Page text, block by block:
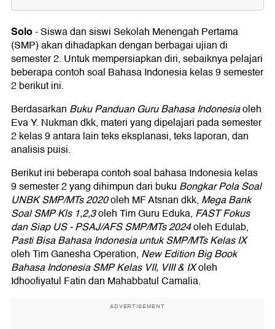
Contoh Soal Bahasa Indonesia Kelas 9
Semester 2
Solo-Siswa dan siswi Sekolah Menengah Pertama
(SMP) akan dihadapkan dengan berbagai ujian di
semester 2. Untuk mempersiapkan diri, sebaiknya pelajari
beberapa contoh soal Bahasa Indonesia kelas 9 semester
2 berikut ini.
Berdasarkan Buku Panduan Guru Bahasa Indonesiaoleh
Eva Y. Nukman dkk, materi yang dipelajari pada semester
2 kelas 9 antara lain teks eksplanasi, teks laporan, dan
analisis puisi.
Berikut ini beberapa contoh soal bahasa Indonesia kelas
9 semester 2 yang dihimpun dari buku Bongkar Pola Soal
UNBK SMP/MTs 2020oleh MF Atsnan dkk, Mega Bank
Soal SMP Kls 1,2,3oleh Tim Guru Eduka, FAST Fokus
dan Siap US - PSAJ/AFS SMP/MTs 2024oleh Edulab,
Pasti Bisa Bahasa Indonesia untuk SMP/MTs Kelas IX
oleh Tim Ganesha Operation, New Edition Big Book
Bahasa Indonesia SMP Kelas VII, VIII & IXoleh
Idhoofiyatul Fatin dan Mahabbatul Camalia.
ADVERTISEMENT